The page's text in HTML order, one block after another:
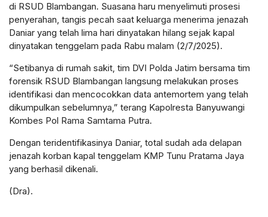
di RSUD Blambangan. Suasana haru menyelimuti prosesi
penyerahan, tangis pecah saat keluarga menerima jenazah
Daniar yang telah lima hari dinyatakan hilang sejak kapal
dinyatakan tenggelam pada Rabu malam (2/7/2025).
“Setibanya di rumah sakit, tim DVI Polda Jatim bersama tim
forensik RSUD Blambangan langsung melakukan proses
identifikasi dan mencocokkan data antemortem yang telah
dikumpulkan sebelumnya,” terang Kapolresta Banyuwangi
Kombes Pol Rama Samtama Putra.
Dengan teridentifikasinya Daniar, total sudah ada delapan
jenazah korban kapal tenggelam KMP Tunu Pratama Jaya
yang berhasil dikenali.
(Dra).